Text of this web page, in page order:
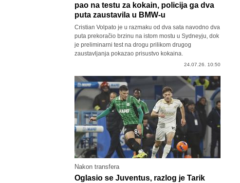
pao na testu za kokain, policija ga dva
puta zaustavila u BMW-u
Cristian Volpato je u razmaku od dva sata navodno dva
puta prekoračio brzinu na istom mostu u Sydneyju, dok
je preliminarni test na drogu prilikom drugog
zaustavljanja pokazao prisustvo kokaina.
24.07.26. 10:50
Nakon transfera
Oglasio se Juventus, razlog je Tarik